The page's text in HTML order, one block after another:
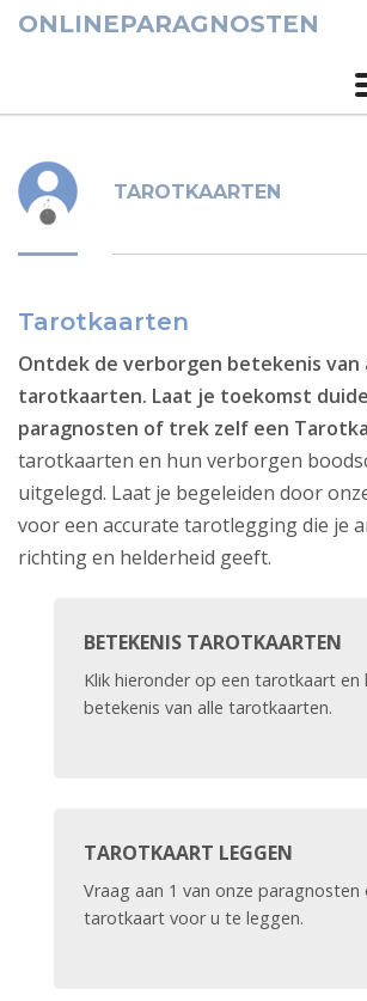
ONLINEPARAGNOSTEN
TAROTKAARTEN
Tarotkaarten
Ontdek de verborgen betekenis van
tarotkaarten. Laat je toekomst
paragnosten of trek zelf een
tarotkaarten en hun verborgen
uitgelegd. Laat je begeleiden door
voor een accurate tarotlegging die je
richting en helderheid geeft.
BETEKENIS TAROTKAARTEN
Klik hieronder op een tarotkaart en
betekenis van alle tarotkaarten.
TAROTKAART LEGGEN
Vraag aan 1 van onze paragnosten
tarotkaart voor u te leggen.